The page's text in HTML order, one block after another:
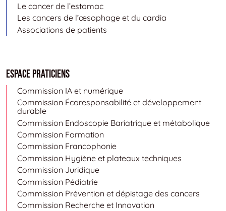
Le cancer de l’estomac
Les cancers de l’œsophage et du cardia
Associations de patients
Espace Praticiens
Commission IA et numérique
Commission Écoresponsabilité et développement
durable
Commission Endoscopie Bariatrique et métabolique
Commission Formation
Commission Francophonie
Commission Hygiène et plateaux techniques
Commission Juridique
Commission Pédiatrie
Commission Prévention et dépistage des cancers
Commission Recherche et Innovation